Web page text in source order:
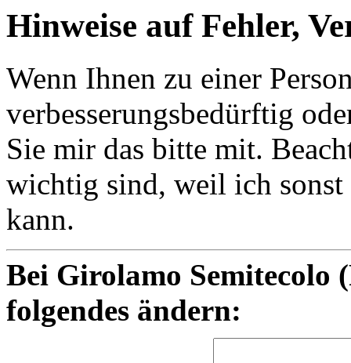
Hinweise auf Fehler,
Wenn Ihnen zu einer
verbesserungsbedürftig
Sie mir das bitte mit.
wichtig sind, weil ich
kann.
Bei Girolamo Semitecolo
folgendes ändern: